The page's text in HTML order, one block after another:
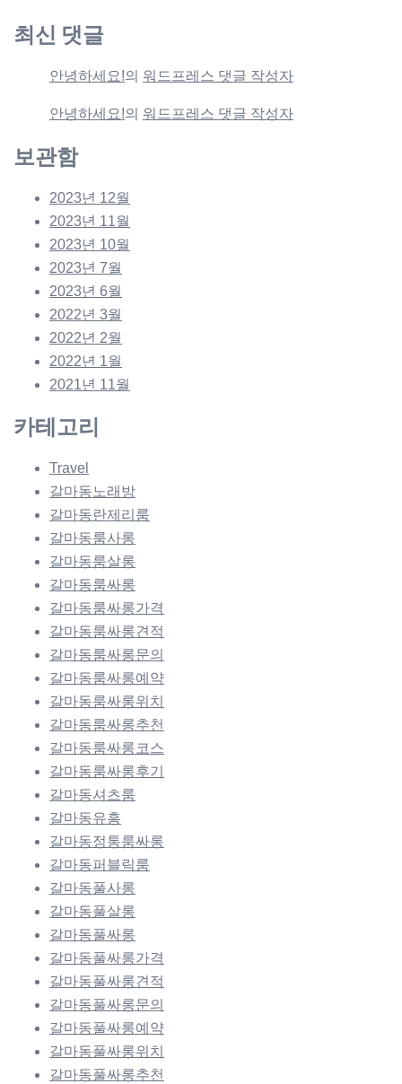
최신 댓글
안녕하세요!의 워드프레스 댓글 작성자
안녕하세요!의 워드프레스 댓글 작성자
보관함
2023년 12월
2023년 11월
2023년 10월
2023년 7월
2023년 6월
2022년 3월
2022년 2월
2022년 1월
2021년 11월
카테고리
Travel
갈마동노래방
갈마동란제리룸
갈마동룸사롱
갈마동룸살롱
갈마동룸싸롱
갈마동룸싸롱가격
갈마동룸싸롱견적
갈마동룸싸롱문의
갈마동룸싸롱예약
갈마동룸싸롱위치
갈마동룸싸롱추천
갈마동룸싸롱코스
갈마동룸싸롱후기
갈마동셔츠룸
갈마동유흥
갈마동정통룸싸롱
갈마동퍼블릭룸
갈마동풀사롱
갈마동풀살롱
갈마동풀싸롱
갈마동풀싸롱가격
갈마동풀싸롱견적
갈마동풀싸롱문의
갈마동풀싸롱예약
갈마동풀싸롱위치
갈마동풀싸롱추천